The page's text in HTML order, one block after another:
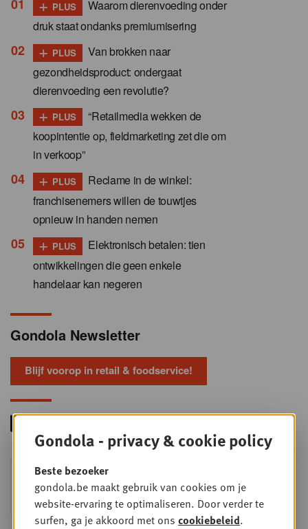
PLUS
Waarom dierenvoeding onder
druk staat ondanks premiumisering
+ PLUS
Van brokken naar
gezondheidsproduct: ondergaat
dierenvoeding een revolutie?
+ PLUS
“Retailmedia wekken de
koopintentie op, fieldmarketing zet die om
in verkoop”
+ PLUS
Reclame in de winkel:
franchisenemers willen de touwtjes
opnieuw in handen nemen
+ PLUS
Elektronisch betalen: tien
ontwikkelingen die geen enkele
handelaar kan negeren
Gondola Newsletter
Blijf voorop in retail & foodservice!
WOE
9
SEP
Foodservice - Joint
business planning
Intro to Negotiation: Succes aan de
onderhandelingstafel is geen toeval!
Gondola - privacy & cookie policy
Beste bezoeker
gondola.be maakt gebruik van cookies om je
website-ervaring te optimaliseren. Door verder te
surfen, ga je akkoord met ons cookiebeleid.